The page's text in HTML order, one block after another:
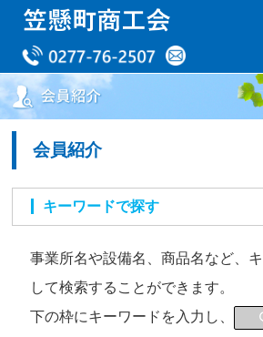
会員紹介
キーワードで探す
事業所名や設備名、商品名など、
して検索することができます。
下の枠にキーワードを入力し、